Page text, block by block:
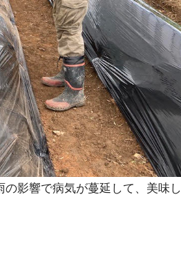
影響で病気が蔓延して、美味し